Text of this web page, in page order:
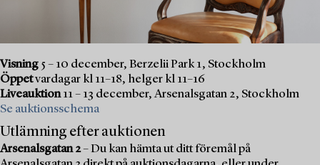
Visning 5 – 10 december, Berzelii Park 1, Stockholm
Öppetvardagar kl 11–18, helger kl 11–16
Liveauktion11 – 13 december, Arsenalsgatan 2, Stockholm
Se auktionsschema
Utlämning efter auktionen
Arsenalsgatan 2– Du kan hämta ut ditt föremål på